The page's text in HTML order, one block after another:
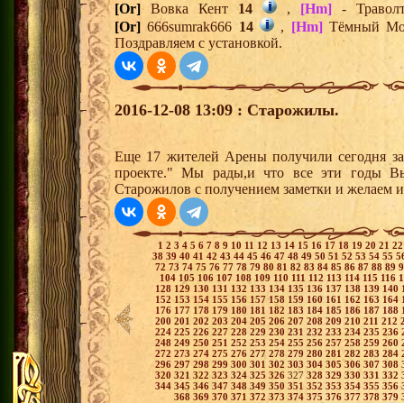
[Or]Вовка Кент 14 , [Hm] -
[Or] 666sumrak666 14 , [Hm]Тёмный
Поздравляем с установкой.
2016-12-08 13:09 : Старожилы.
Еще 17 жителей Арены получили сегодня
проекте." Мы рады,и что все эти годы
Старожилов с получением заметки и желаем
1 2 3 4 5 6 7 8 9 10 11 12 13 14 15 16 17 18 19 20 21
38 39 40 41 42 43 44 45 46 47 48 49 50 51 52 53 54 55
72 73 74 75 76 77 78 79 80 81 82 83 84 85 86 87 88 89
104 105 106 107 108 109 110 111 112 113 114 115 116
128 129 130 131 132 133 134 135 136 137 138 139 140
152 153 154 155 156 157158 159 160 161 162 163 164
176 177 178 179 180 181 182 183 184 185 186 187 188
200 201 202 203 204 205 206 207 208 209 210 211 212
224 225 226 227 228 229 230 231 232 233 234 235 236
248 249 250 251 252 253 254 255 256 257 258 259 260
272 273 274 275 276 277 278 279 280 281 282 283 284
296 297 298 299 300 301 302 303 304 305306 307 308
320 321 322 323 324 325 326 327 328 329 330 331 332
344 345 346 347 348 349 350 351 352 353 354 355 356
368 369 370 371 372 373 374 375 376 377 378 379